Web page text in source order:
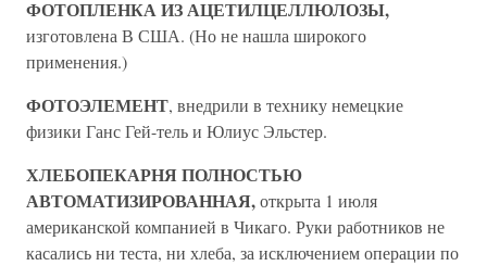
ФОТОПЛЕНКА ИЗ АЦЕТИЛЦЕЛЛЮЛОЗЫ,
изготовлена В США. (Но не нашла широкого
применения.)
ФОТОЭЛЕМЕНТ, внедрили в технику немецкие
физики Ганс Гей-тель и Юлиус Эльстер.
ХЛЕБОПЕКАРНЯ ПОЛНОСТЬЮ
АВТОМАТИЗИРОВАННАЯ,открыта 1 июля
американской компанией в Чикаго. Руки работников не
касались ни теста, ни хлеба, за исключением операции по